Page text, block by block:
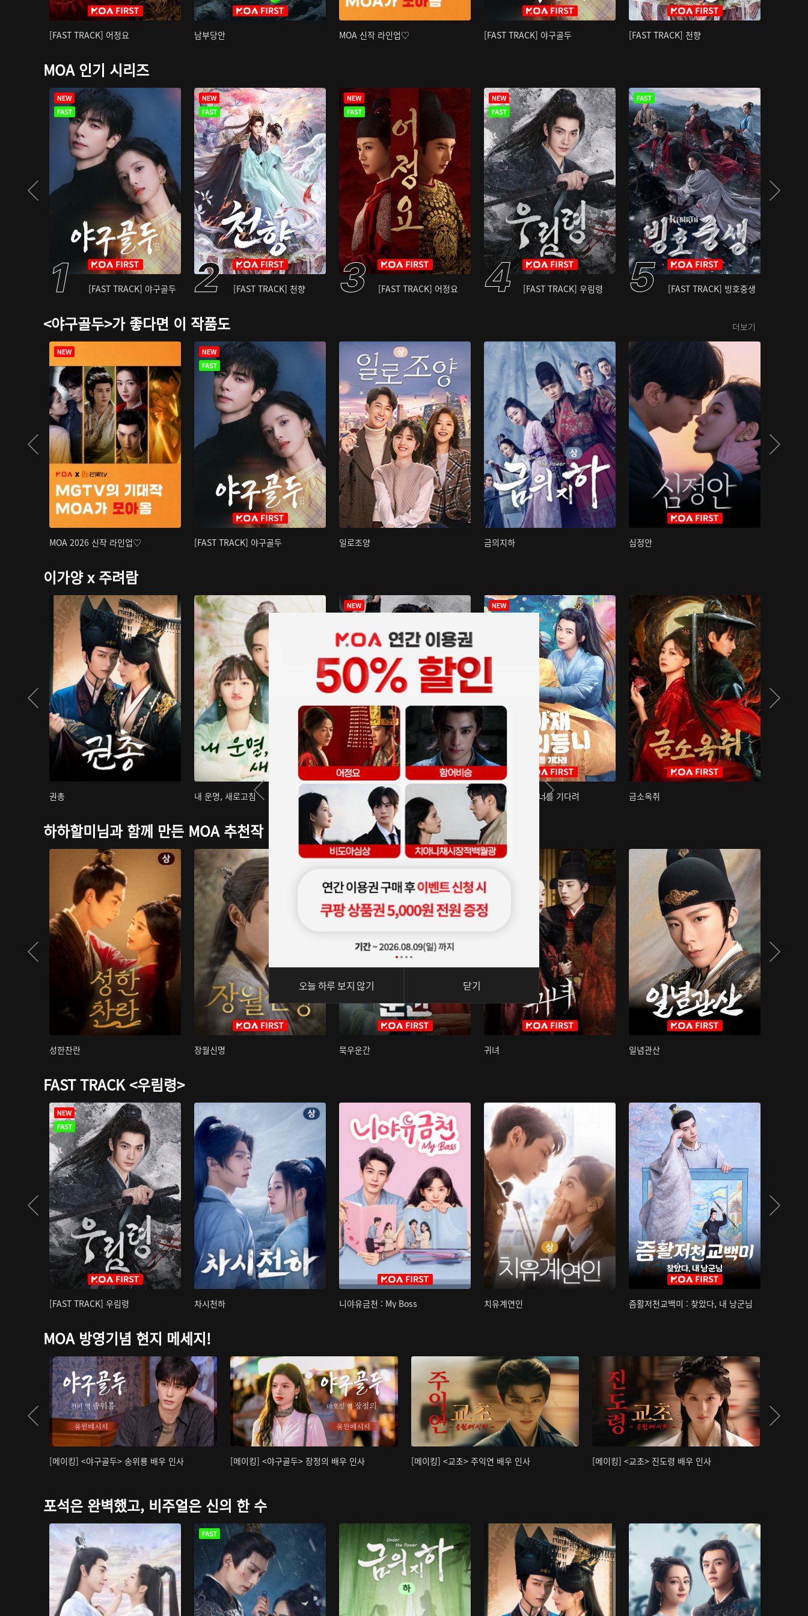
[FAST TRACK] 어정요 남부당안 MOA 신작 라인업♡ [FAST TRACK] 야구골두 [FAST TRACK] 천향
MOA 인기 시리즈
[FAST TRACK] 야구골두 [FAST TRACK] 천향 [FAST TRACK] 어정요 [FAST TRACK] 우림령 [FAST TRACK] 빙호중생
<야구골두>가 좋다면 이 작품도 더보기
MOA 2026 신작 라인업♡ [FAST TRACK] 야구골두 일로조양 금의지하 심정안
이가양 x 주려람
권총 내 운명, 새로고침 아재저리등니 : 너를 기다려 금소옥취
하하할미님과 함께 만든 MOA 추천작
성한찬란 장월신명 묵우운간 귀녀 일념관산
FAST TRACK <우림령>
[FAST TRACK] 우림령 차시천하 니야유금천 : My Boss 치유계연인 즘활저천교백미 : 찾았다, 내 낭군님
MOA 방영기념 현지 메세지!
[메이킹] <야구골두> 송위룡 배우 인사 [메이킹] <야구골두> 장정의 배우 인사 [메이킹] <교초> 주익연 배우 인사 [메이킹] <교초> 진도령 배우 인사
포석은 완벽했고, 비주얼은 신의 한 수
오늘 하루 보지 않기 닫기